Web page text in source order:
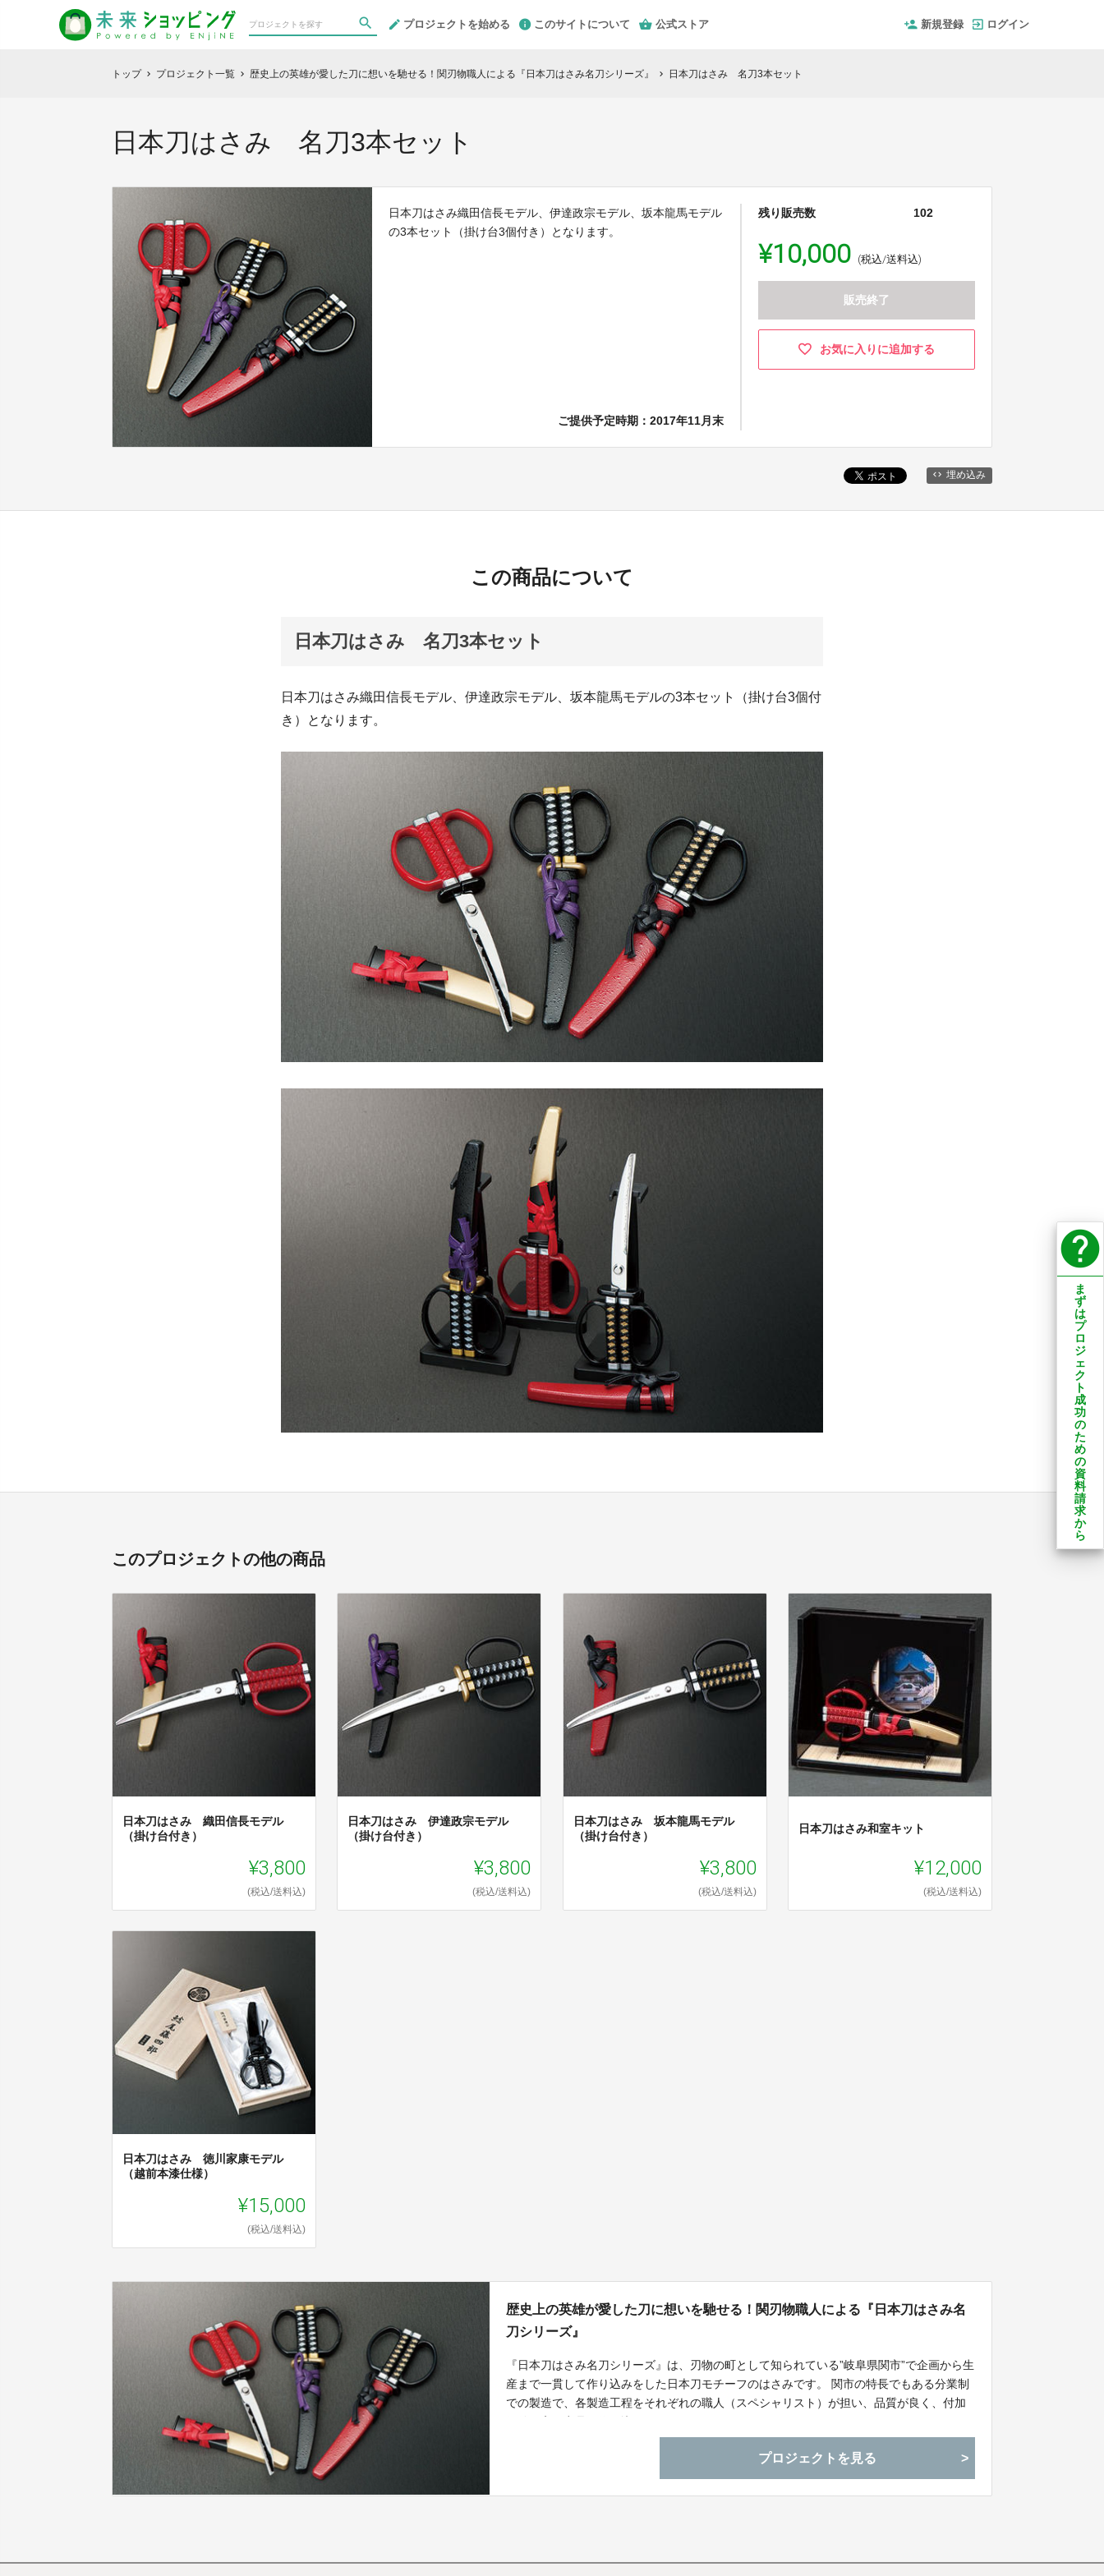
プロジェクトを始める このサイトについて 公式ストア 新規登録 ログイン
トップ chevron_right プロジェクト一覧 chevron_right 歴史上の英雄が愛した刀に想いを馳せる！関刃物職人による『日本刀はさみ名刀シリーズ』 chevron_right 日本刀はさみ 名刀3本セット
日本刀はさみ 名刀3本セット
日本刀はさみ織田信長モデル、伊達政宗モデル、坂本龍馬モデル
の3本セット（掛け台3個付き）となります。
ご提供予定時期：2017年11月末
残り販売数 102
¥10,000 (税込/送料込)
販売終了
お気に入りに追加する
埋め込み
この商品について
日本刀はさみ 名刀3本セット
日本刀はさみ織田信長モデル、伊達政宗モデル、坂本龍馬モデルの3本セット（掛け台3個付
き）となります。
このプロジェクトの他の商品
日本刀はさみ 織田信長モデル
（掛け台付き）
¥3,800
(税込/送料込)
日本刀はさみ 伊達政宗モデル
（掛け台付き）
¥3,800
(税込/送料込)
日本刀はさみ 坂本龍馬モデル
（掛け台付き）
¥3,800
(税込/送料込)
日本刀はさみ和室キット
¥12,000
(税込/送料込)
日本刀はさみ 徳川家康モデル
（越前本漆仕様）
¥15,000
(税込/送料込)
歴史上の英雄が愛した刀に想いを馳せる！関刃物職人による『日本刀はさみ名
刀シリーズ』
『日本刀はさみ名刀シリーズ』は、刃物の町として知られている”岐阜県関市”で企画から生
産まで一貫して作り込みをした日本刀モチーフのはさみです。 関市の特長でもある分業制
での製造で、各製造工程をそれぞれの職人（スペシャリスト）が担い、品質が良く、付加
プロジェクトを見る
help
ま
ず
は
プ
ロ
ジ
ェ
ク
ト
成
功
の
た
め
の
資
料
請
求
か
ら